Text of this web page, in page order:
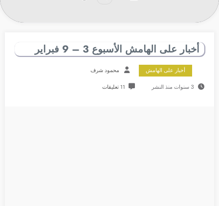
أخبار على الهامش الأسبوع 3 – 9 فبراير
أخبار على الهامش محمود شرف
3 سنوات منذ النشر 11 تعليقات